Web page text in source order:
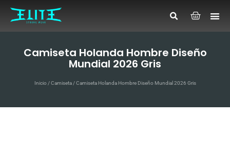
Camiseta Holanda Hombre Diseño
Mundial 2026 Gris
Inicio/Camiseta/ Camiseta Holanda Hombre Diseño Mundial 2026 Gris